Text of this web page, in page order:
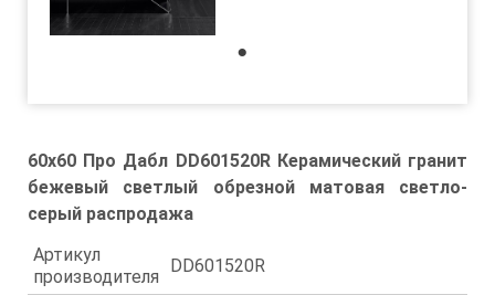
60x60 Про Дабл DD601520R Керамический гранит
бежевый светлый обрезной матовая светло-
серый распродажа
Артикул
производителя
DD601520R